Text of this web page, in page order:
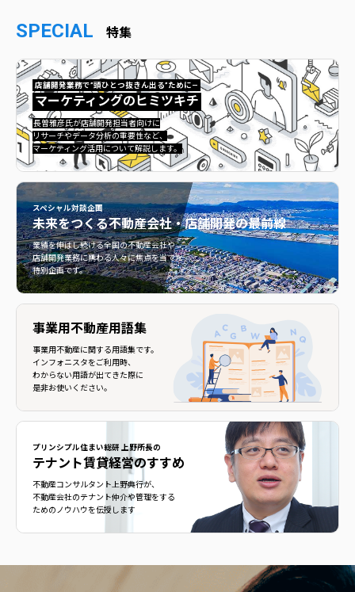
SPECIAL 特集
店舗開発業務で”頭ひとつ抜きん出る”ために—
マーケティングのヒミツキチ
長曽雅彦氏が店舗開発担当者向けに
リサーチやデータ分析の重要性など、
マーケティング活用について解説します。
マーケティングのヒミツキチ">
スペシャル対談企画
未来をつくる不動産会社・店舗開発の最前線
業績を伸ばし続ける全国の不動産会社や
店舗開発業務に携わる人々に焦点を当てた
特別企画です。
不動産会社・店舗開発の最前線">
事業用不動産用語集
事業用不動産に関する用語集です。
インフォニスタをご利用時、
わからない用語が出てきた際に
是非お使いください。
プリンシプル住まい総研 上野所長の
テナント賃貸経営のすすめ
不動産コンサルタント上野典行が、
不動産会社のテナント仲介や管理をする
ためのノウハウを伝授します